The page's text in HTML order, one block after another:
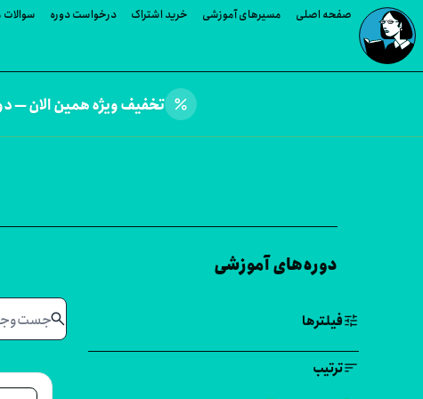
صفحه اصلی مسیرهای آموزشی خرید اشتراک درخواست دوره سوالات
percent تخفیف ویژه همین الان —
دوره‌های آموزشی
tuneفیلترها
sortترتیب
search